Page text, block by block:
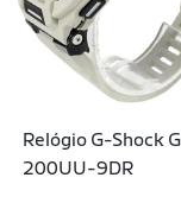
Relógio G-Shock
200UU-9DR